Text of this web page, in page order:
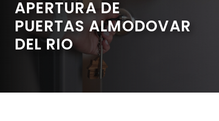
APERTURA DE
PUERTAS ALMODOVAR
DEL RIO